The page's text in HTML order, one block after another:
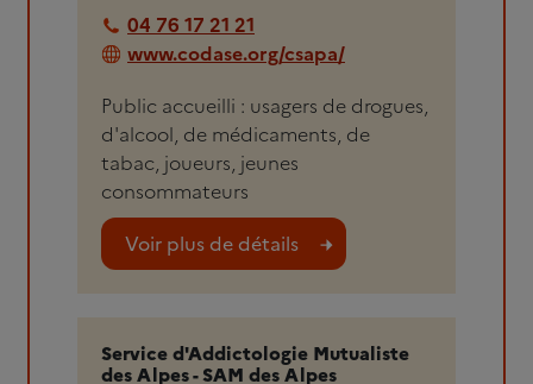
04 76 17 21 21
www.codase.org/csapa/
Public accueilli : usagers de drogues,
d'alcool, de médicaments, de
tabac, joueurs, jeunes
consommateurs
Voir plus de détails
Service d'Addictologie Mutualiste
des Alpes - SAM des Alpes